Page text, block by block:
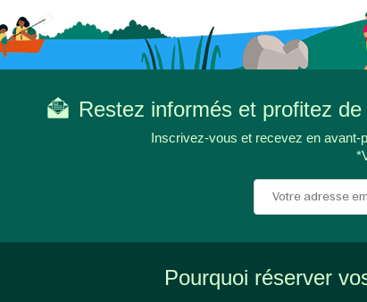
Restez informés et profitez
Inscrivez-vous et recevez en avant-
Pourquoi réserver